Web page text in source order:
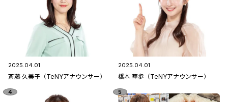
2025.04.01
斎藤 久美子（TeNYアナウンサー）
2025.04.01
橋本 華歩（TeNYアナウンサー）